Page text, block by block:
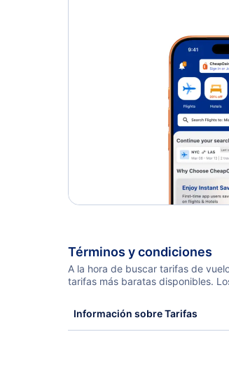
Términos y condiciones
A la hora de buscar tarifas de
tarifas más baratas disponibles.
Información sobre Tarifas